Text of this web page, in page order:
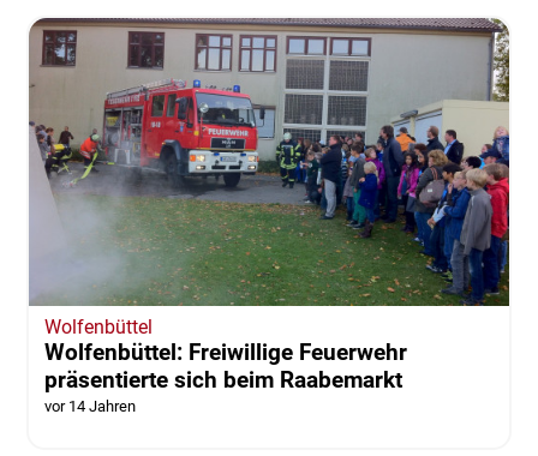
Wolfenbüttel
Wolfenbüttel: Freiwillige Feuerwehr
präsentierte sich beim Raabemarkt
vor 14 Jahren